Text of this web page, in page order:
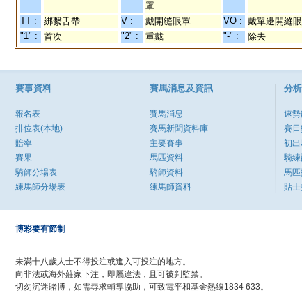
罩
TT : 綁繫舌帶 V : 戴開縫眼罩 VO : 戴單邊開縫
"1" :
首次 "2" : 重戴 "-" : 除去
賽事資料
報名表
排位表(本地)
賠率
賽果
騎師分場表
練馬師分場表
賽馬消息及資訊
賽馬消息
賽馬新聞資料庫
主要賽事
馬匹資料
騎師資料
練馬師資料
分
速
賽
初
騎
馬
貼
博彩要有節制
未滿十八歲人士不得投注或進入可投注的地方。
向非法或海外莊家下注，即屬違法，且可被判監禁。
切勿沉迷賭博，如需尋求輔導協助，可致電平和基金熱線1834 633。